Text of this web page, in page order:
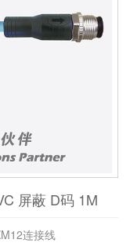
屏蔽 D码 1M
连接线